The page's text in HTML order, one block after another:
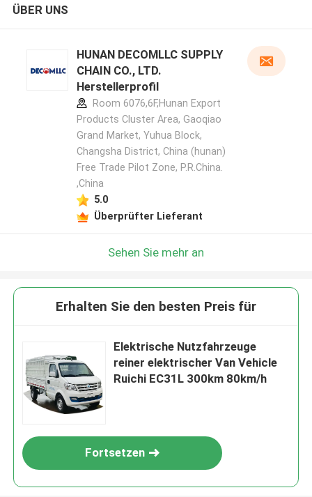
ÜBER UNS
HUNAN DECOMLLC SUPPLY
CHAIN CO., LTD.
Herstellerprofil
Room 6076,6F,Hunan Export
Products Cluster Area, Gaoqiao
Grand Market, Yuhua Block,
Changsha District, China (hunan)
Free Trade Pilot Zone, P.R.China.
,China
5.0
Überprüfter Lieferant
Sehen Sie mehr an
Erhalten Sie den besten Preis für
Elektrische Nutzfahrzeuge
reiner elektrischer Van Vehicle
Ruichi EC31L 300km 80km/h
Fortsetzen